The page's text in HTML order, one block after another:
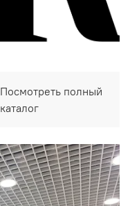
Посмотреть полный
каталог